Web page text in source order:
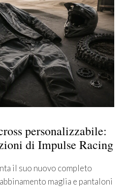
personalizzabile:
di Impulse Racing
il suo nuovo completo
maglia e pantaloni